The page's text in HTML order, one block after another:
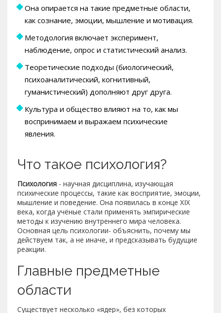
Она опирается на такие предметные области,
как сознание, эмоции, мышление и мотивация.
Методология включает эксперимент,
наблюдение, опрос и статистический анализ.
Теоретические подходы (биологический,
психоаналитический, когнитивный,
гуманистический) дополняют друг друга.
Культура и общество влияют на то, как мы
воспринимаем и выражаем психические
явления.
Что такое психология?
Психология - научная дисциплина, изучающая
психические процессы, такие как восприятие, эмоции,
мышление и поведение. Она появилась в конце XIX
века, когда учёные стали применять эмпирические
методы к изучению внутреннего мира человека.
Основная цель психологии- объяснить, почему мы
действуем так, а не иначе, и предсказывать будущие
реакции.
Главные предметные
области
Существует несколько «ядер», без которых